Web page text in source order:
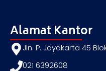
Alamat Kantor
Jln. P. Jayakarta 45
021 6392608